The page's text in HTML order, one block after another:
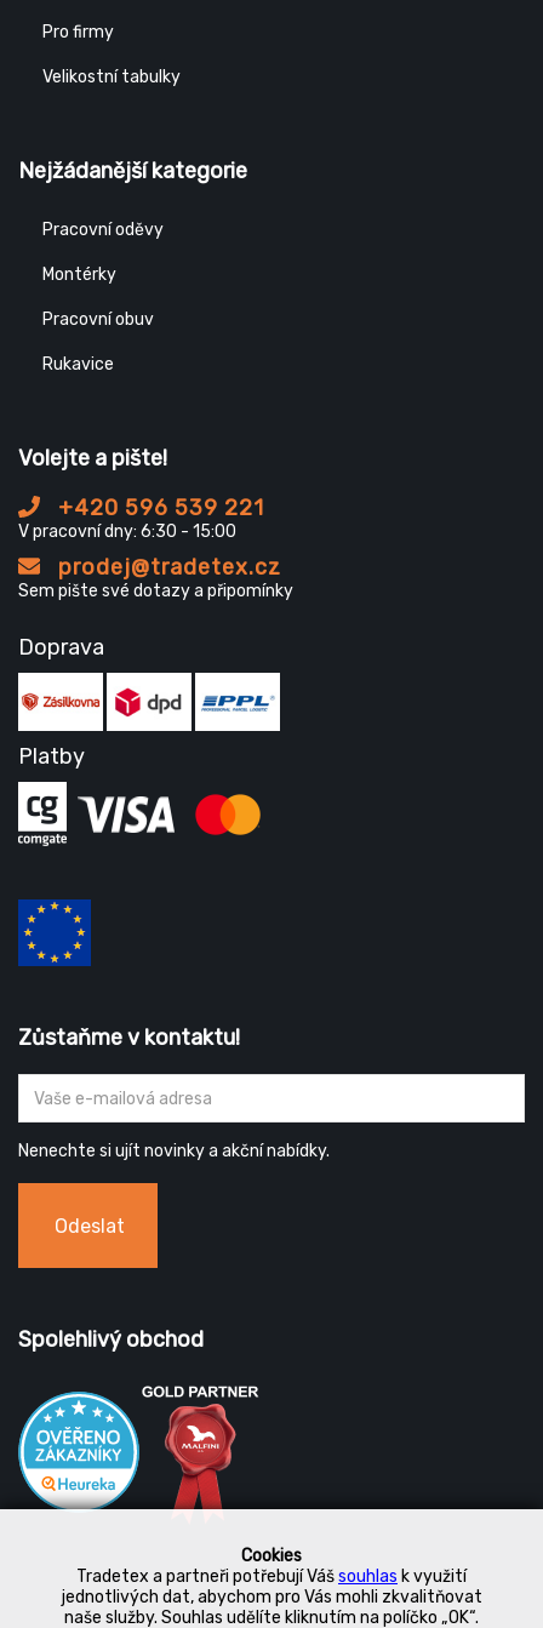
Cookies
Tradetex a partneři potřebují Vášsouhlas k využití
jednotlivých dat, abychom pro Vás mohli zkvalitňovat
naše služby. Souhlas udělíte kliknutím na políčko „OK“.
Pro firmy
Velikostní tabulky
Nejžádanější kategorie
Pracovní oděvy
Montérky
Pracovní obuv
Rukavice
Volejte a pište!
+420 596 539 221
V pracovní dny: 6:30 - 15:00
prodej@tradetex.cz
Sem pište své dotazy a připomínky
Doprava
Platby
Zůstaňme v kontaktu!
Nenechte si ujít novinky a akční nabídky.
Odeslat
Spolehlivý obchod